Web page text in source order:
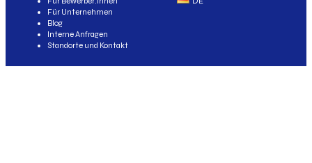
Für Unternehmen
Blog
Interne Anfragen
Standorte und Kontakt